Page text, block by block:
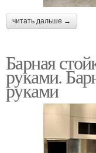
читать дальше →
Барная
руками.
руками